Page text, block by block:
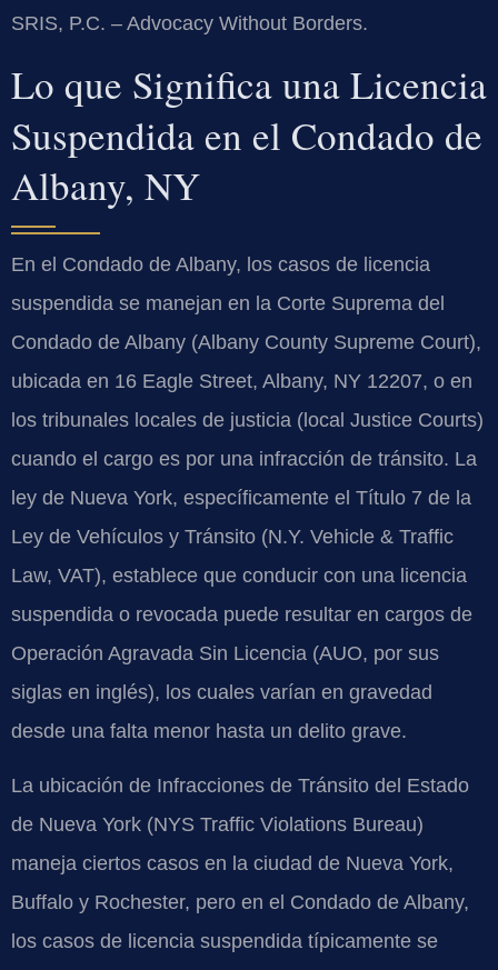
SRIS, P.C. – Advocacy Without Borders.
Lo que Significa una Licencia
Suspendida en el Condado de
Albany, NY
En el Condado de Albany, los casos de licencia
suspendida se manejan en la Corte Suprema del
Condado de Albany (Albany County Supreme Court),
ubicada en 16 Eagle Street, Albany, NY 12207, o en
los tribunales locales de justicia (local Justice Courts)
cuando el cargo es por una infracción de tránsito. La
ley de Nueva York, específicamente el Título 7 de la
Ley de Vehículos y Tránsito (N.Y. Vehicle & Traffic
Law, VAT), establece que conducir con una licencia
suspendida o revocada puede resultar en cargos de
Operación Agravada Sin Licencia (AUO, por sus
siglas en inglés), los cuales varían en gravedad
desde una falta menor hasta un delito grave.
La ubicación de Infracciones de Tránsito del Estado
de Nueva York (NYS Traffic Violations Bureau)
maneja ciertos casos en la ciudad de Nueva York,
Buffalo y Rochester, pero en el Condado de Albany,
los casos de licencia suspendida típicamente se